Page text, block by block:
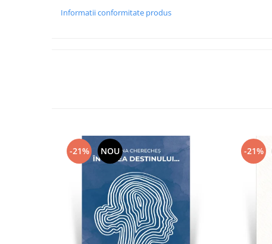
Informatii conformitate produs
-21% NOU -21%